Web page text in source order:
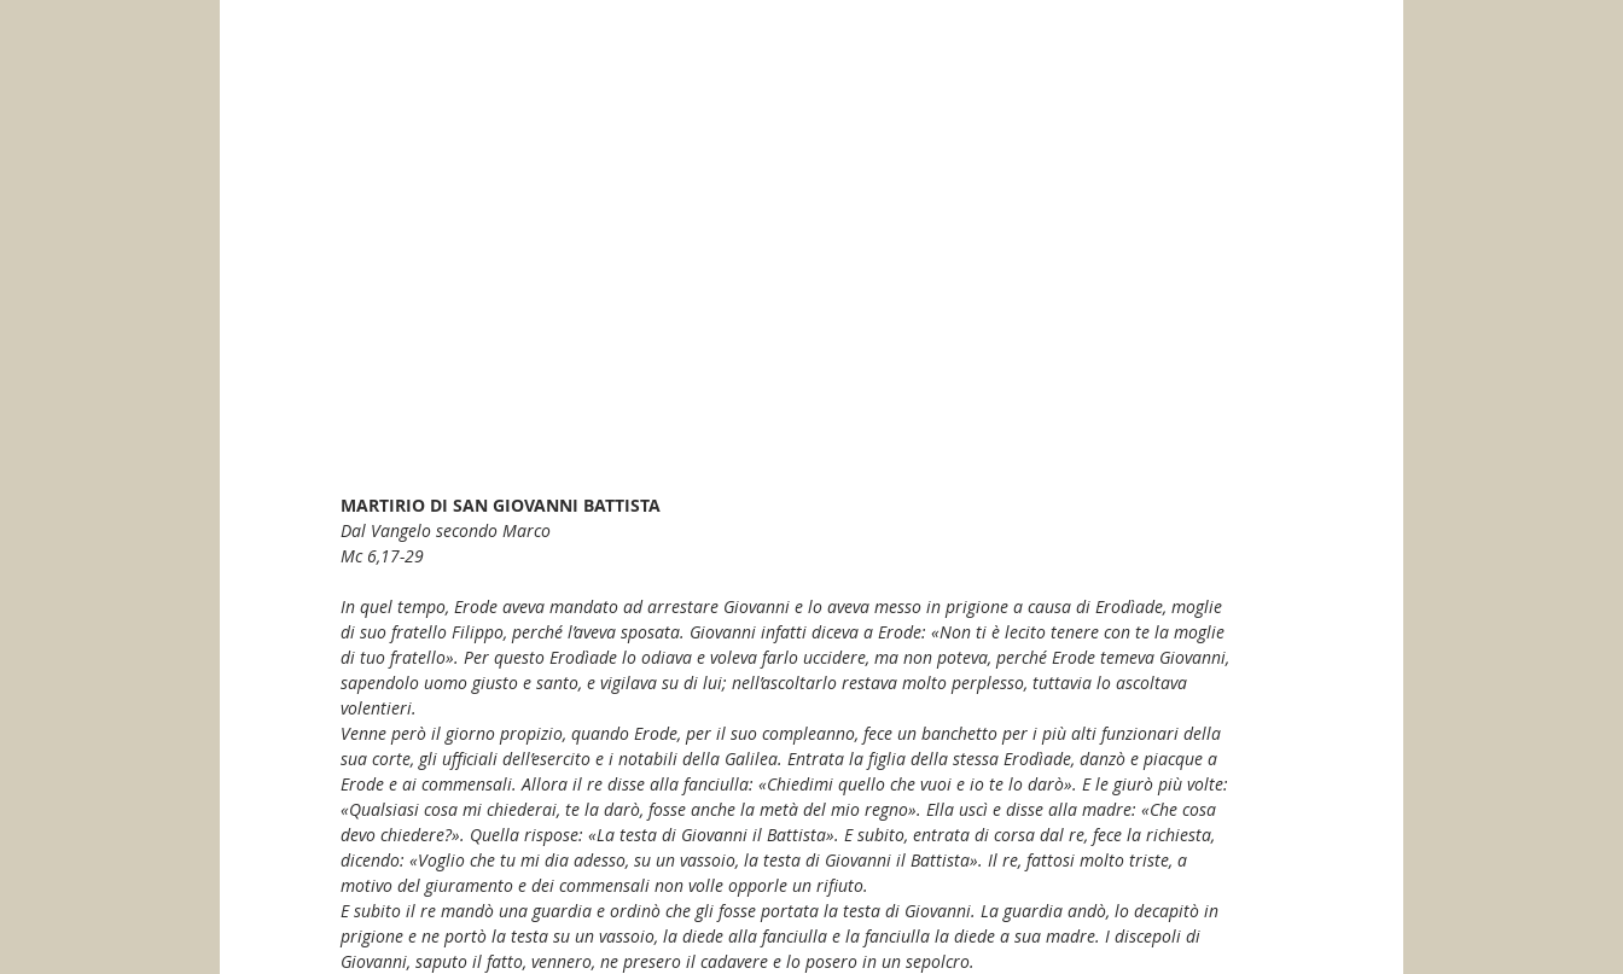
MARTIRIO DI SAN GIOVANNI BATTISTA
Dal Vangelo secondo Marco
Mc 6,17-29
In quel tempo, Erode aveva mandato ad arrestare Giovanni e lo aveva messo in prigione a causa di Erodìade, moglie
di suo fratello Filippo, perché l’aveva sposata. Giovanni infatti diceva a Erode: «Non ti è lecito tenere con te la moglie
di tuo fratello». Per questo Erodìade lo odiava e voleva farlo uccidere, ma non poteva, perché Erode temeva Giovanni,
sapendolo uomo giusto e santo, e vigilava su di lui; nell’ascoltarlo restava molto perplesso, tuttavia lo ascoltava
volentieri.
Venne però il giorno propizio, quando Erode, per il suo compleanno, fece un banchetto per i più alti funzionari della
sua corte, gli ufficiali dell’esercito e i notabili della Galilea. Entrata la figlia della stessa Erodìade, danzò e piacque a
Erode e ai commensali. Allora il re disse alla fanciulla: «Chiedimi quello che vuoi e io te lo darò». E le giurò più volte:
«Qualsiasi cosa mi chiederai, te la darò, fosse anche la metà del mio regno». Ella uscì e disse alla madre: «Che cosa
devo chiedere?». Quella rispose: «La testa di Giovanni il Battista». E subito, entrata di corsa dal re, fece la richiesta,
dicendo: «Voglio che tu mi dia adesso, su un vassoio, la testa di Giovanni il Battista». Il re, fattosi molto triste, a
motivo del giuramento e dei commensali non volle opporle un rifiuto.
E subito il re mandò una guardia e ordinò che gli fosse portata la testa di Giovanni. La guardia andò, lo decapitò in
prigione e ne portò la testa su un vassoio, la diede alla fanciulla e la fanciulla la diede a sua madre. I discepoli di
Giovanni, saputo il fatto, vennero, ne presero il cadavere e lo posero in un sepolcro.